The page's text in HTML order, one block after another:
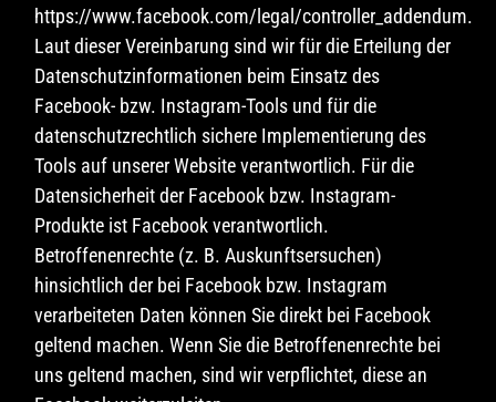
https://www.facebook.com/legal/controller_addendum.
Laut dieser Vereinbarung sind wir für die Erteilung der
Datenschutzinformationen beim Einsatz des
Facebook- bzw. Instagram-Tools und für die
datenschutzrechtlich sichere Implementierung des
Tools auf unserer Website verantwortlich. Für die
Datensicherheit der Facebook bzw. Instagram-
Produkte ist Facebook verantwortlich.
Betroffenenrechte (z. B. Auskunftsersuchen)
hinsichtlich der bei Facebook bzw. Instagram
verarbeiteten Daten können Sie direkt bei Facebook
geltend machen. Wenn Sie die Betroffenenrechte bei
uns geltend machen, sind wir verpflichtet, diese an